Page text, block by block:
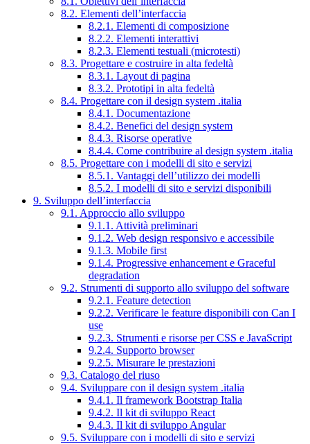
8.2. Elementi dell’interfaccia
8.2.1. Elementi di composizione
8.2.2. Elementi interattivi
8.2.3. Elementi testuali (microtesti)
8.3. Progettare e costruire in alta fedeltà
8.3.1. Layout di pagina
8.3.2. Prototipi in alta fedeltà
8.4. Progettare con il design system .italia
8.4.1. Documentazione
8.4.2. Benefici del design system
8.4.3. Risorse operative
8.4.4. Come contribuire al design system .italia
8.5. Progettare con i modelli di sito e servizi
8.5.1. Vantaggi dell’utilizzo dei modelli
8.5.2. I modelli di sito e servizi disponibili
9. Sviluppo dell’interfaccia
9.1. Approccio allo sviluppo
9.1.1. Attività preliminari
9.1.2. Web design responsivo e accessibile
9.1.3. Mobile first
9.1.4. Progressive enhancement e Graceful
degradation
9.2. Strumenti di supporto allo sviluppo del software
9.2.1. Feature detection
9.2.2. Verificare le feature disponibili con Can I
use
9.2.3. Strumenti e risorse per CSS e JavaScript
9.2.4. Supporto browser
9.2.5. Misurare le prestazioni
9.3. Catalogo del riuso
9.4. Sviluppare con il design system .italia
9.4.1. Il framework Bootstrap Italia
9.4.2. Il kit di sviluppo React
9.4.3. Il kit di sviluppo Angular
9.5. Sviluppare con i modelli di sito e servizi